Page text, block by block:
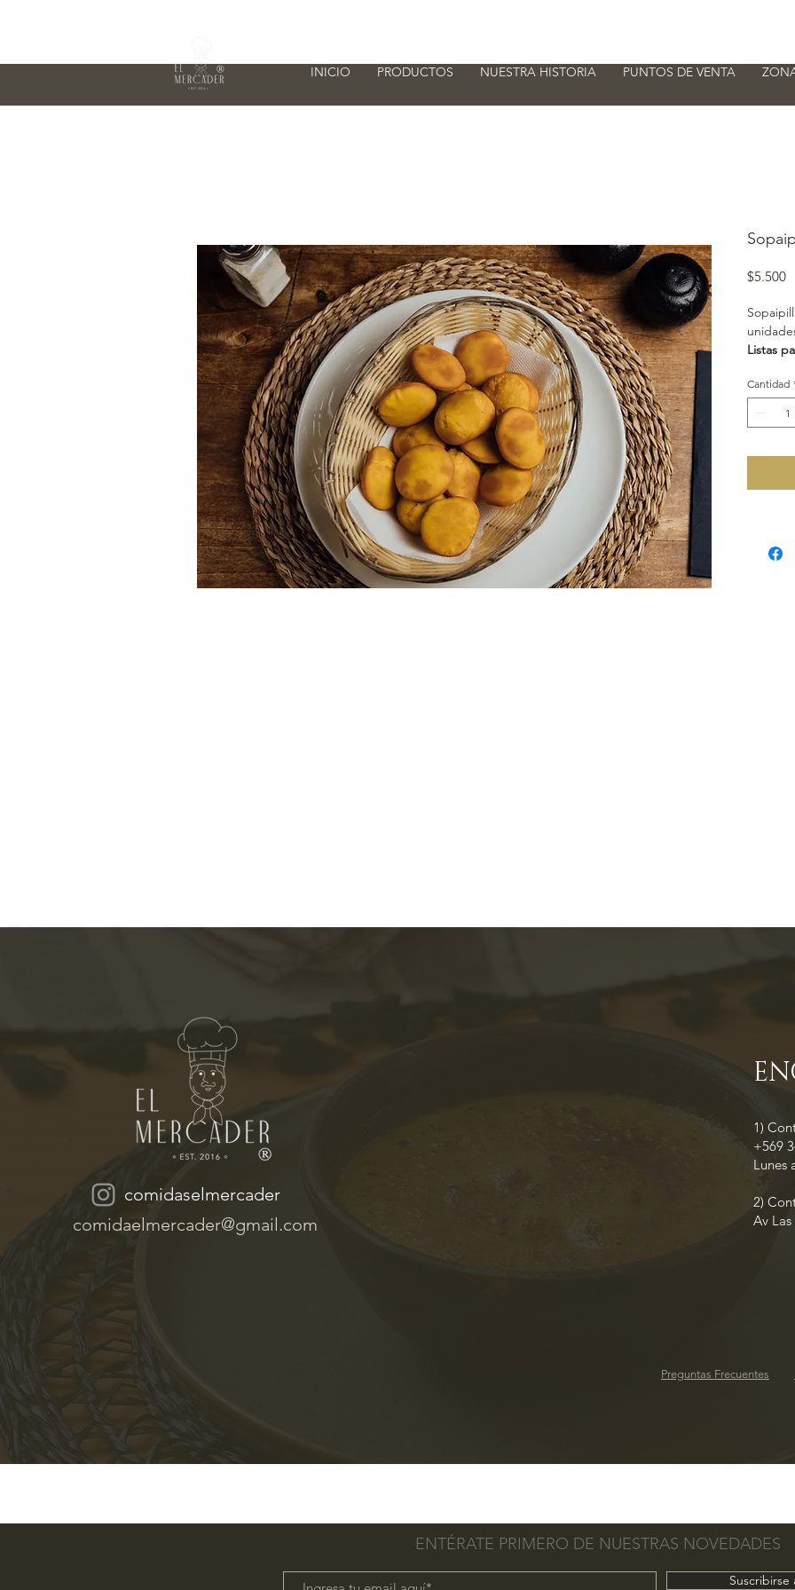
INICIO PRODUCTOS NUESTRA HISTORIA PUNTOS DE VENTA
$5.500
Listas
Harina,
Cantidad
comidaelmercader@gmail.com
comidaselmercader
1)
+569
Lunes
2)
Av Las
Preguntas Frecuentes
ENTÉRATE PRIMERO DE NUESTRAS NOVEDADES
Suscribirse